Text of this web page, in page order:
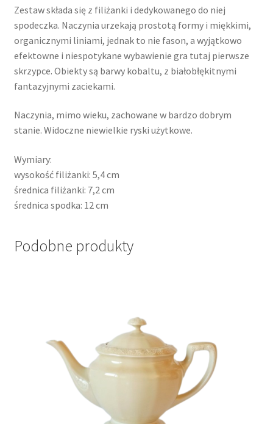
Zestaw składa się z filiżanki i dedykowanego do niej
spodeczka. Naczynia urzekają prostotą formy i miękkimi,
organicznymi liniami, jednak to nie fason, a wyjątkowo
efektowne i niespotykane wybawienie gra tutaj pierwsze
skrzypce. Obiekty są barwy kobaltu, z białobłękitnymi
fantazyjnymi zaciekami.
Naczynia, mimo wieku, zachowane w bardzo dobrym
stanie. Widoczne niewielkie ryski użytkowe.
Wymiary:
wysokość filiżanki: 5,4 cm
średnica filiżanki: 7,2 cm
średnica spodka: 12 cm
Podobne produkty